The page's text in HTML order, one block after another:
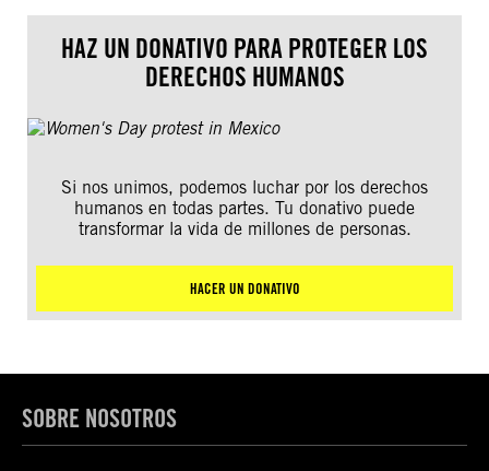
HAZ UN DONATIVO PARA PROTEGER LOS
DERECHOS HUMANOS
Si nos unimos, podemos luchar por los derechos
humanos en todas partes. Tu donativo puede
transformar la vida de millones de personas.
HACER UN DONATIVO
SOBRE NOSOTROS